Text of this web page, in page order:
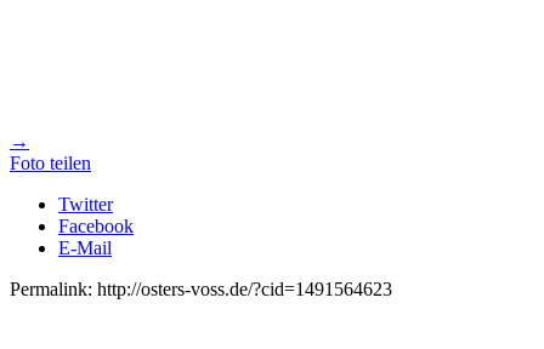
→
Foto teilen
Twitter
Facebook
E-Mail
Permalink: http://osters-voss.de/?cid=1491564623